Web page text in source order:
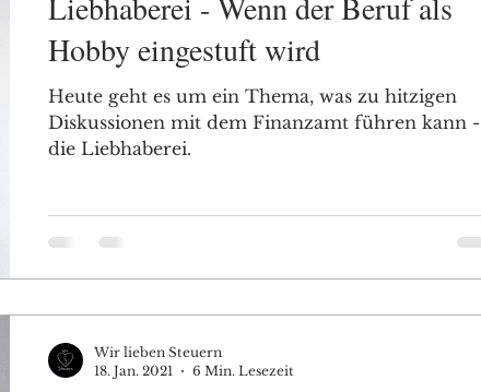
Hobby eingestuft wird
Heute geht es um ein Thema, was zu hitzigen
Diskussionen mit dem Finanzamt führen kann -
die Liebhaberei.
Wir lieben Steuern
18. Jan. 2021
6 Min. Lesezeit